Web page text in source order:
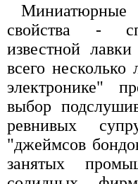
свойства -
известной
всего
электронике"
выбор
ревнивых
"джеймсов
занятых